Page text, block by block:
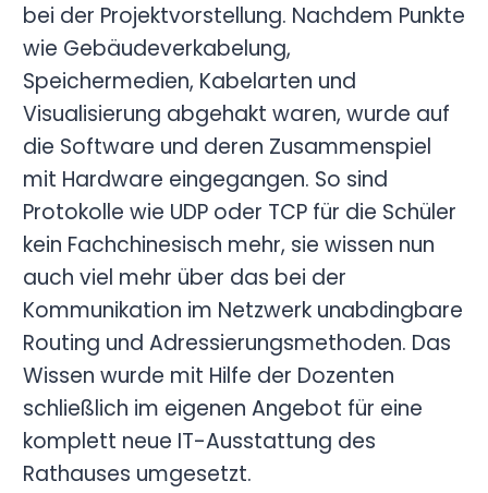
bei der Projektvorstellung. Nachdem Punkte
wie Gebäudeverkabelung,
Speichermedien, Kabelarten und
Visualisierung abgehakt waren, wurde auf
die Software und deren Zusammenspiel
mit Hardware eingegangen. So sind
Protokolle wie UDP oder TCP für die Schüler
kein Fachchinesisch mehr, sie wissen nun
auch viel mehr über das bei der
Kommunikation im Netzwerk unabdingbare
Routing und Adressierungsmethoden. Das
Wissen wurde mit Hilfe der Dozenten
schließlich im eigenen Angebot für eine
komplett neue IT-Ausstattung des
Rathauses umgesetzt.